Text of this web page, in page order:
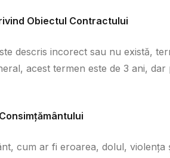
Obiectul Contractului
descris incorect sau nu există,
acest termen este de 3 ani,
cum ar fi eroarea, dolul,